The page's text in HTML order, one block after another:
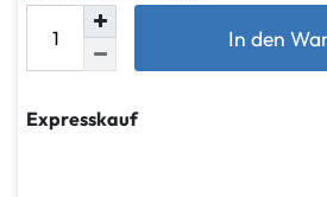
In den
Expresskauf